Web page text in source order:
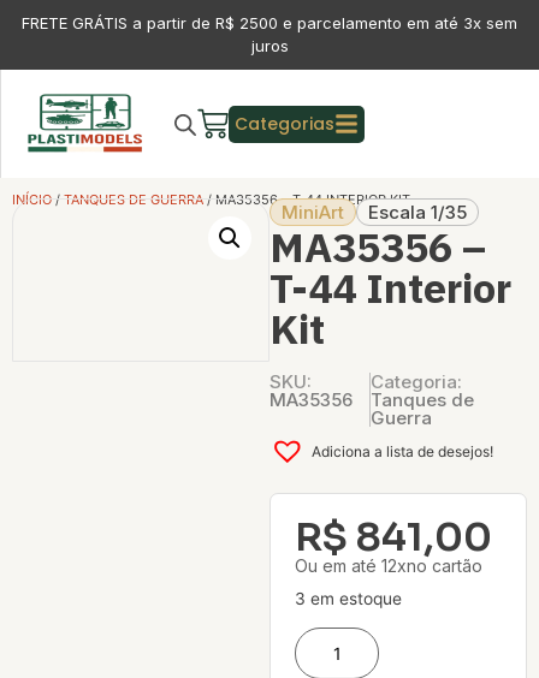
FRETE GRÁTIS a partir de R$ 2500 e parcelamento em até 3x sem
juros
Categorias
INÍCIO / TANQUES DE GUERRA / MA35356 – T-44 INTERIOR KIT
MiniArt Escala 1/35
MA35356 –
T-44 Interior
Kit
SKU:
MA35356
Categoria:
Tanques de
Guerra
Adiciona a lista de desejos!
R$ 841,00
Ou em até 12xno cartão
3 em estoque